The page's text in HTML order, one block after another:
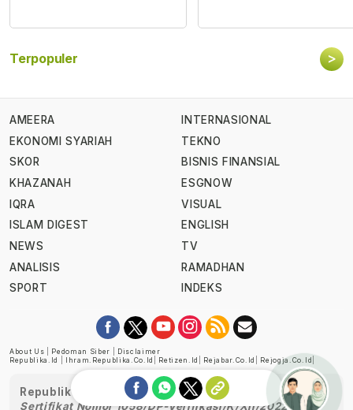
Terpopuler >
AMEERA
EKONOMI SYARIAH
SKOR
KHAZANAH
IQRA
ISLAM DIGEST
NEWS
ANALISIS
SPORT
INTERNASIONAL
TEKNO
BISNIS FINANSIAL
ESGNOW
VISUAL
ENGLISH
TV
RAMADHAN
INDEKS
About Us Pedoman Siber
Disclaimer
Republika.id
Ihram.republika.co.id Retizen.id Rejabar.co.id Rejogja.co.id
Republika telah diverifikasi oleh Dewan Pers
Sertifikat Nomor 1058/DP-Verifikasi/K/XII/2022